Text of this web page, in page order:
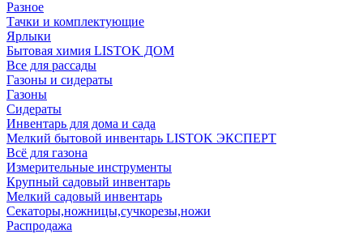
Разное
Тачки и комплектующие
Ярлыки
Бытовая химия LISTOK ДОМ
Все для рассады
Газоны и сидераты
Газоны
Сидераты
Инвентарь для дома и сада
Мелкий бытовой инвентарь LISTOK ЭКСПЕРТ
Всё для газона
Измерительные инструменты
Крупный садовый инвентарь
Мелкий садовый инвентарь
Секаторы,ножницы,сучкорезы,ножи
Распродажа